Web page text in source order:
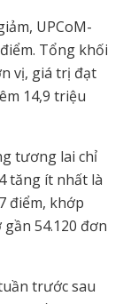
UPCoM-
Tổng khối
vị, giá trị đạt
14,9 triệu
tương lai chỉ
tăng ít nhất là
điểm, khớp
54.120 đơn
trước sau